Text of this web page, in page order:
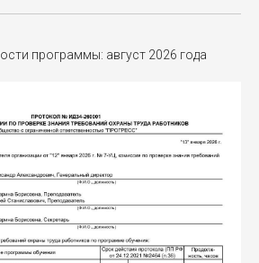
программы: август 2026 года